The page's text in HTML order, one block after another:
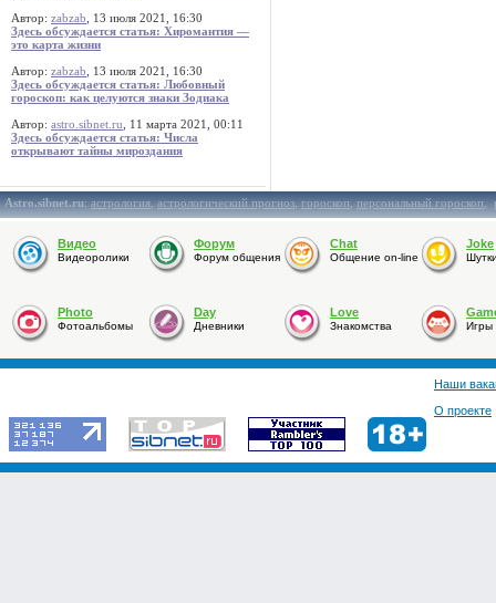
Автор: zabzab , 13 июля 2021, 16:30
Здесь обсуждается статья: Хиромантия —
это карта жизни
Автор: zabzab , 13 июля 2021, 16:30
Здесь обсуждается статья: Любовный
гороскоп: как целуются знаки Зодиака
Автор: astro.sibnet.ru , 11 марта 2021, 00:11
Здесь обсуждается статья: Числа
открывают тайны мироздания
Astro.sibnet.ru:астрология,астрологический прогноз,гороскоп,персональный гороскоп,
Видео
Видеоролики
Форум
Форум общения
Chat
Общение on-line
Joke
Photo
Фотоальбомы
Day
Дневники
Love
Знакомства Игры
Наши
О проекте